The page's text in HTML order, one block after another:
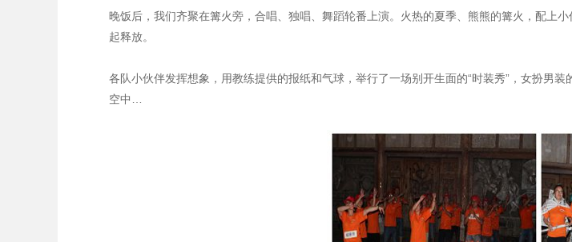
晚饭后，我们齐聚在篝火旁，合唱、独唱、舞蹈轮番上演。火热的夏季、熊熊的篝火，配上
起释放。
各队小伙伴发挥想象，用教练提供的报纸和气球，举行了一场别开生面的“时装秀”，女扮男
空中…